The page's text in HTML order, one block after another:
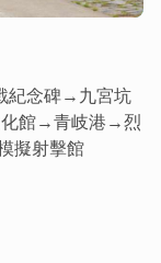
紀念碑→九宮坑
館→青岐港→烈
擬射擊館